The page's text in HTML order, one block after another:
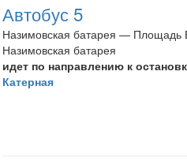
Автобус 5
Назимовская батарея —
Назимовская батарея
идет по направлению к
Катерная